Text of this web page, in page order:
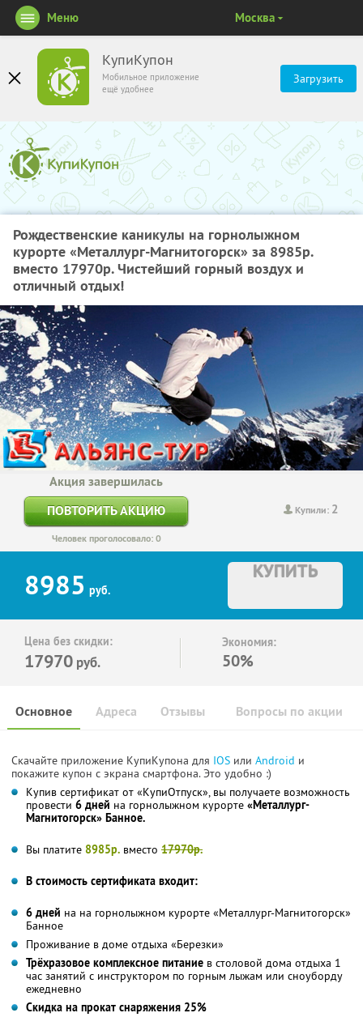
КупиКупон
Мобильное приложение
ещё удобнее
Загрузить
Меню Москва
Рождественские каникулы на горнолыжном
курорте «Металлург-Магнитогорск» за 8985р.
вместо 17970р. Чистейший горный воздух и
отличный отдых!
Купили: 2
Акция завершилась
ПОВТОРИТЬ АКЦИЮ
Человек проголосовало: 0
8985 руб.
КУПИТЬ
Цена без скидки:
17970 руб.
Экономия:
50%
Основное Отзывы Вопросы по акции
Адреса
Скачайте приложение КупиКупона для IOS или Android и
покажите купон с экрана смартфона. Это удобно :)
Купив сертификат от «КупиОтпуск», вы получаете возможность
провести 6 дней на горнолыжном курорте «Металлург-
Магнитогорск» Банное.
Вы платите 8985р. вместо 17970р.
В стоимость сертификата входит:
6 дней на на горнолыжном курорте «Металлург-Магнитогорск»
Банное
Проживание в доме отдыха «Березки»
Трёхразовое комплексное питание в столовой дома отдыха 1
час занятий с инструктором по горным лыжам или сноуборду
ежедневно
Скидка на прокат снаряжения 25%